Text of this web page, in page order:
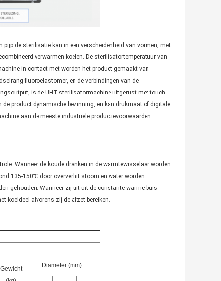
pijp de sterilisatie kan in een verscheidenheid van vormen, met
verwarmen koelen. De sterilisatortemperatuur van
in contact met worden het product gemaakt van
fluoroelastomer, en de verbindingen van de
is de UHT-sterilisatormachine uitgerust met touch
de product dynamische bezinning, en kan drukmaat of digitale
aan de meeste industriële productievoorwaarden
Wanneer de koude dranken in de warmtewisselaar worden
135-150℃ door oververhit stoom en water worden
gehouden. Wanneer zij uit uit de constante warme buis
koeldeel alvorens zij de afzet bereiken.
Gewicht
Diameter (mm)